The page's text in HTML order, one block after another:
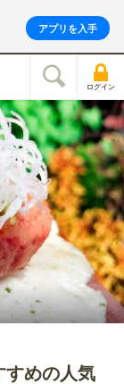
アプリを入手
ログイン
すめの人気